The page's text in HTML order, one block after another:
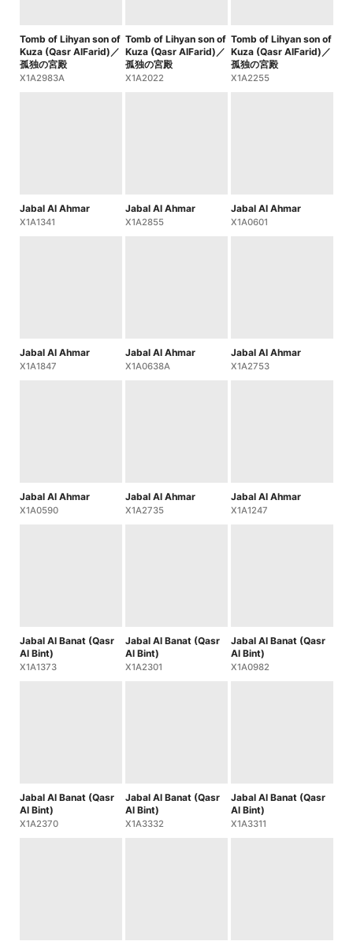
Tomb of Lihyan son of
Kuza (Qasr AlFarid)／
孤独の宮殿
X1A2983A
Tomb of Lihyan son of
Kuza (Qasr AlFarid)／
孤独の宮殿
X1A2022
Tomb of Lihyan son of
Kuza (Qasr AlFarid)／
孤独の宮殿
X1A2255
Jabal Al Ahmar
X1A1341
Jabal Al Ahmar
X1A2855
Jabal Al Ahmar
X1A0601
Jabal Al Ahmar
X1A1847
Jabal Al Ahmar
X1A0638A
Jabal Al Ahmar
X1A2753
Jabal Al Ahmar
X1A0590
Jabal Al Ahmar
X1A2735
Jabal Al Ahmar
X1A1247
Jabal Al Banat (Qasr
Al Bint)
X1A1373
Jabal Al Banat (Qasr
Al Bint)
X1A2301
Jabal Al Banat (Qasr
Al Bint)
X1A0982
Jabal Al Banat (Qasr
Al Bint)
X1A2370
Jabal Al Banat (Qasr
Al Bint)
X1A3332
Jabal Al Banat (Qasr
Al Bint)
X1A3311